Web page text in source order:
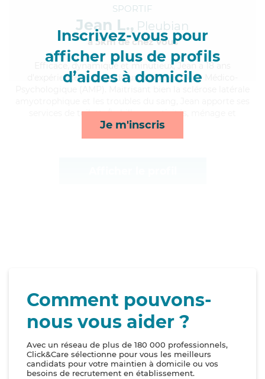
Inscrivez-vous pour
afficher plus de profils
d’aides à domicile
Je m'inscris
SPORTIF
Jean L., Pleubian
à 5km de chez Vous
, dynamique et minutieux, Jean a 18 ans
d'expérience et possède un diplôme d'Aide Médico-
services de toilette/habillage, activités, ménage et
transports*
Comment pouvons-
nous vous aider ?
Avec un réseau de plus de 180 000 professionnels,
Click&Care sélectionne pour vous les meilleurs
candidats pour votre maintien à domicile ou vos
besoins de recrutement en établissement.